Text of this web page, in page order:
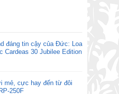
đáng tin cậy của Đức: Loa
Cardeas 30 Jubilee Edition
mẻ, cực hay đến từ đôi
250F